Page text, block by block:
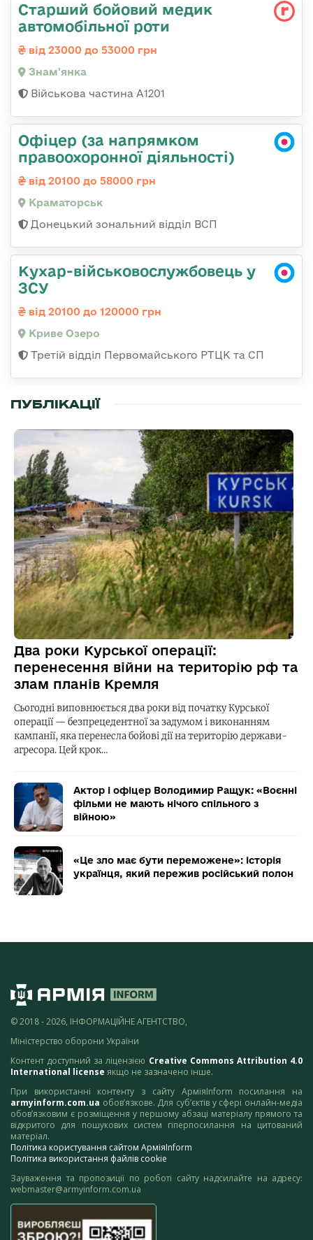
Старший бойовий медик
автомобільної роти
від 23000 до 53000 грн
Знам'янка
Військова частина А1201
Офіцер (за напрямком
правоохоронної діяльності)
від 20100 до 58000 грн
Краматорськ
Донецький зональний відділ ВСП
Кухар-військовослужбовець у
ЗСУ
від 20100 до 120000 грн
Криве Озеро
Третій відділ Первомайського РТЦК та СП
ПУБЛІКАЦІЇ
Два роки Курської операції:
перенесення війни на територію рф та
злам планів Кремля
Сьогодні виповнюється два роки від початку Курської
операції — безпрецедентної за задумом і виконанням
кампанії, яка перенесла бойові дії на територію держави-
агресора. Цей крок…
Актор і офіцер Володимир Ращук: «Воєнні
фільми не мають нічого спільного з
війною»
«Це зло має бути переможене»: історія
українця, який пережив російський полон
© 2018 - 2026, ІНФОРМАЦІЙНЕ АГЕНТСТВО,
Міністерство оборони України
Контент доступний за ліцензією Creative Commons Attribution 4.0
International license якщо не зазначено інше.
При використанні контенту з сайту АрміяInform посилання на
armyinform.com.ua обов’язкове. Для суб’єктів у сфері онлайн-медіа
обов’язковим є розміщення у першому абзаці матеріалу прямого та
відкритого для пошукових систем гіперпосилання на цитований
матеріал.
Політика користування сайтом АрміяInform
Політика використання файлів cookie
Зауваження та пропозиції по роботі сайту надсилайте на адресу:
webmaster@armyinform.com.ua